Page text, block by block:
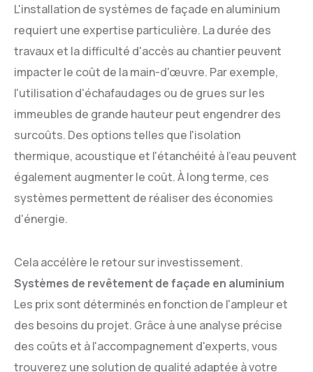
L'installation de systèmes de façade en aluminium
requiert une expertise particulière. La durée des
travaux et la difficulté d'accès au chantier peuvent
impacter le coût de la main-d'œuvre. Par exemple,
l'utilisation d'échafaudages ou de grues sur les
immeubles de grande hauteur peut engendrer des
surcoûts. Des options telles que l'isolation
thermique, acoustique et l'étanchéité à l'eau peuvent
également augmenter le coût. À long terme, ces
systèmes permettent de réaliser des économies
d'énergie.
Cela accélère le retour sur investissement.
Systèmes de revêtement de façade en aluminium
Les prix sont déterminés en fonction de l'ampleur et
des besoins du projet. Grâce à une analyse précise
des coûts et à l'accompagnement d'experts, vous
trouverez une solution de qualité adaptée à votre